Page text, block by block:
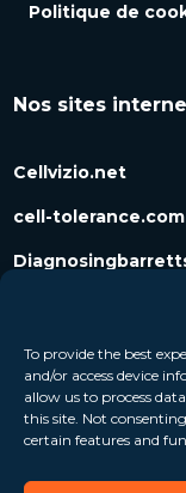
To provide the best
and/or access device
allow us to process
this site. Not
certain features and
Politique de
Nos sites
Cellvizio.net
cell-tolerance.com